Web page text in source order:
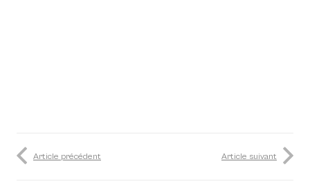
Article précédent Article suivant